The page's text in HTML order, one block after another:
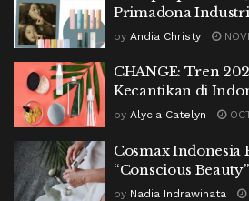
Primadona
by Andia Christy
CHANGE: Tren
Kecantikan di
by Alycia Catelyn
Cosmax Indonesia
“Conscious Beauty”
by Nadia Indrawinata